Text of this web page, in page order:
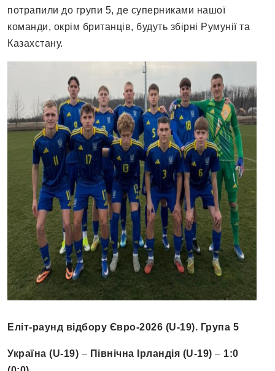
потрапили до групи 5, де суперниками нашої
команди, окрім британців, будуть збірні Румунії та
Казахстану.
Еліт-раунд відбору Євро-2026 (U-19). Група 5
Україна (U-19) – Північна Ірландія (U-19) – 1:0